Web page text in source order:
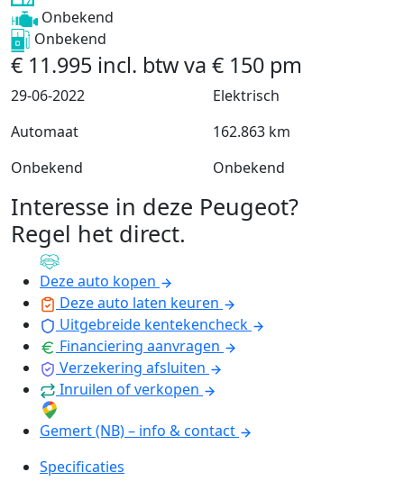
Onbekend
Onbekend
€ 11.995 incl. btwva € 150 pm
29-06-2022
Elektrisch
Automaat
162.863 km
Onbekend
Onbekend
Interesse in deze Peugeot?
Regel het direct.
Deze auto kopen
Deze auto laten keuren
Uitgebreide kentekencheck
Financiering aanvragen
Verzekering afsluiten
Inruilen of verkopen
Gemert (NB) – info & contact
Specificaties